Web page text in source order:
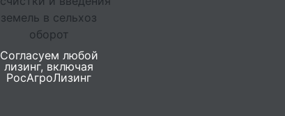
Согласуем любой
лизинг, включая
РосАгроЛизинг